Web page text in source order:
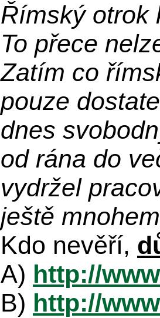
Římský otrok
To přece
Zatím co
pouze
dnes
od rána do
vydržel
ještě
Kdo nevěří,
A) http://
B) http://